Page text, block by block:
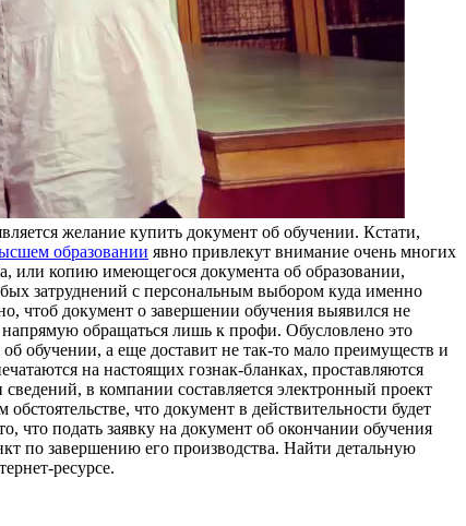
желание купить документ об обучении. Кстати,
образовании явно привлекут внимание очень многих
или копию имеющегося документа об образовании,
затруднений с персональным выбором куда именно
чтоб документ о завершении обучения выявился не
напрямую обращаться лишь к профи. Обусловлено это
обучении, а еще доставит не так-то мало преимуществ и
на настоящих гознак-бланках, проставляются
в компании составляется электронный проект
что документ в действительности будет
что подать заявку на документ об окончании обучения
по завершению его производства. Найти детальную
ресурсе.